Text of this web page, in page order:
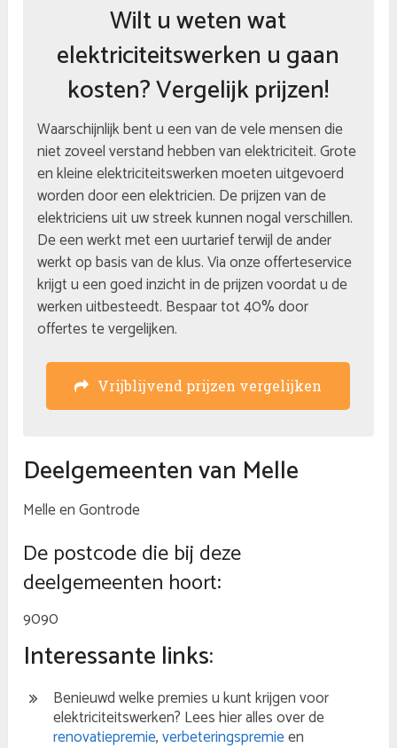
Wilt u weten wat
elektriciteitswerken u gaan
kosten? Vergelijk prijzen!
Waarschijnlijk bent u een van de vele mensen die
niet zoveel verstand hebben van elektriciteit. Grote
en kleine elektriciteitswerken moeten uitgevoerd
worden door een elektricien. De prijzen van de
elektriciens uit uw streek kunnen nogal verschillen.
De een werkt met een uurtarief terwijl de ander
werkt op basis van de klus. Via onze offerteservice
krijgt u een goed inzicht in de prijzen voordat u de
werken uitbesteedt. Bespaar tot 40% door
offertes te vergelijken.
Vrijblijvend prijzen vergelijken
Deelgemeenten van Melle
Melle en Gontrode
De postcode die bij deze
deelgemeenten hoort:
9090
Interessante links:
Benieuwd welke premies u kunt krijgen voor
elektriciteitswerken? Lees hier alles over de
renovatiepremie,verbeteringspremieen